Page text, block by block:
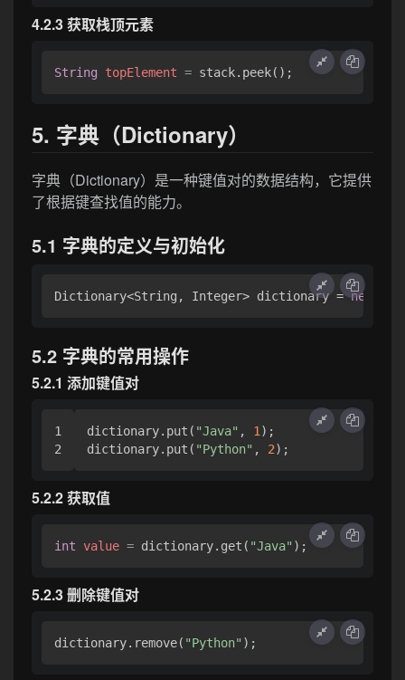
4.2.3 获取栈顶元素
String topElement =
5. 字典（Dictionary）
字典（Dictionary）是一种键值对的数据结构，它提供
了根据键查找值的能力。
5.1 字典的定义与初始化
Dictionary<String, Integer> dictionary = new
5.2 字典的常用操作
5.2.1 添加键值对
1
dictionary.put( "Java" , 1 );
dictionary.put( "Python" , 2
5.2.2 获取值
int value = dictionary.get( "Java"
5.2.3 删除键值对
dictionary.remove( "Python"